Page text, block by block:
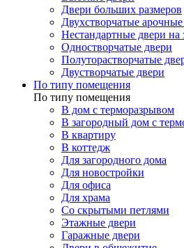
Двери больших размеров
Двухстворчатые
Нестандартные двери на
Одностворчатые двери
Полуторастворчатые
Двустворчатые двери
По типу помещения
По типу помещения
В дом с терморазрывом
В загородный дом с
В квартиру
В коттедж
Для загородного дома
Для новостройки
Для офиса
Для храма
Со скрытыми петлями
Этажные двери
Гаражные двери